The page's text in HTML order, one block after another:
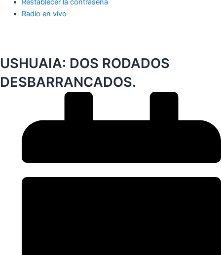
Restablecer la contraseña
Radio en vivo
USHUAIA: DOS RODADOS
DESBARRANCADOS.